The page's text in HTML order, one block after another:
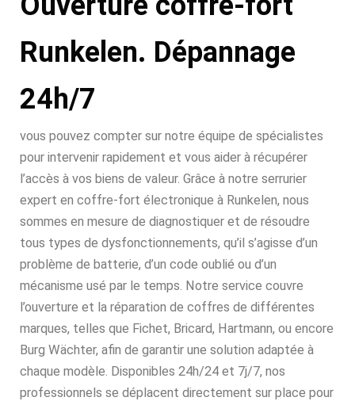
Runkelen. Dépannage
24h/7
vous pouvez compter sur notre équipe de spécialistes
pour intervenir rapidement et vous aider à récupérer
l’accès à vos biens de valeur. Grâce à notre serrurier
expert en coffre-fort électronique à Runkelen, nous
sommes en mesure de diagnostiquer et de résoudre
tous types de dysfonctionnements, qu’il s’agisse d’un
problème de batterie, d’un code oublié ou d’un
mécanisme usé par le temps. Notre service couvre
l’ouverture et la réparation de coffres de différentes
marques, telles que Fichet, Bricard, Hartmann, ou encore
Burg Wächter, afin de garantir une solution adaptée à
chaque modèle. Disponibles 24h/24 et 7j/7, nos
professionnels se déplacent directement sur place pour